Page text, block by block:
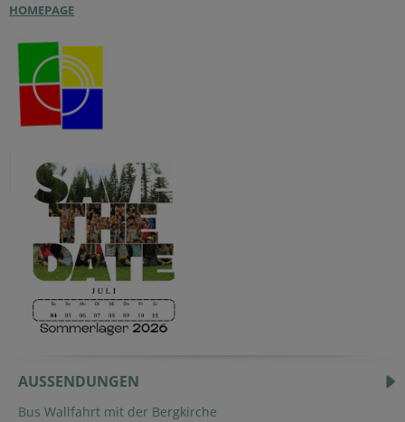
HOMEPAGE
AUSSENDUNGEN
Bus Wallfahrt mit der Bergkirche